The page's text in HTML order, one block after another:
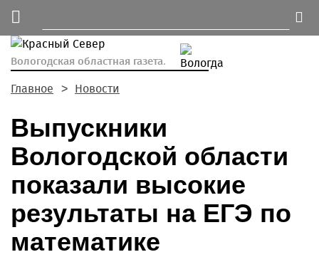
Вологодская областная газета.
Главное Новости
Выпускники
Вологодской области
показали высокие
результаты на ЕГЭ по
математике